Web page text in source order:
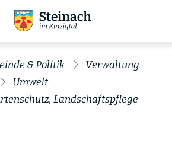
& Politik
Verwaltung
Umwelt
Landschaftspflege